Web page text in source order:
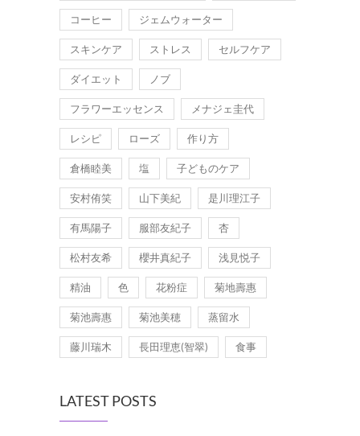
コーヒー ジェムウォーター
スキンケア ストレス セルフケア
ダイエット ノブ
フラワーエッセンス メナジェ圭代
レシピ ローズ 作り方
倉橋睦美 塩 子どものケア
安村侑笑 山下美紀 是川理江子
有馬陽子 服部友紀子 杏
松村友希 櫻井真紀子 浅見悦子
精油 色 花粉症 菊地壽惠
菊池壽惠 菊池美穂 蒸留水
藤川瑞木 長田理恵(智翠) 食事
LATEST POSTS